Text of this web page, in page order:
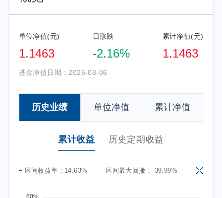
单位净值(元)
1.1463
日涨跌
-2.16%
累计净值(元)
1.1463
基金净值日期： 2026-08-06
历史业绩 单位净值 累计净值
累计收益 历史定期收益
区间收益率： 14.63% 区间最大回撤：-39.99%